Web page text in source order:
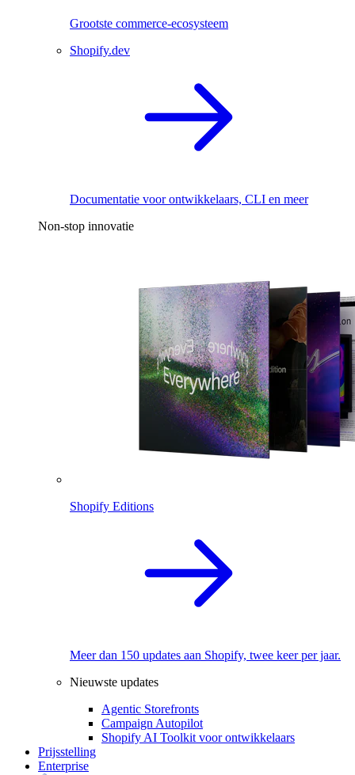
Grootste commerce-ecosysteem
Shopify.dev
Documentatie voor ontwikkelaars, CLI en meer
Non-stop innovatie
Shopify Editions
Meer dan 150 updates aan Shopify, twee keer per jaar.
Nieuwste updates
Agentic Storefronts
Campaign Autopilot
Shopify AI Toolkit voor ontwikkelaars
Prijsstelling
Enterprise